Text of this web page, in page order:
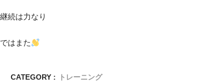
継続は力なり
ではまた
CATEGORY : トレーニング